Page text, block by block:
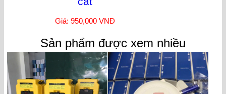
Giá: 950,000 VNĐ
Sản phẩm được xem nhiều